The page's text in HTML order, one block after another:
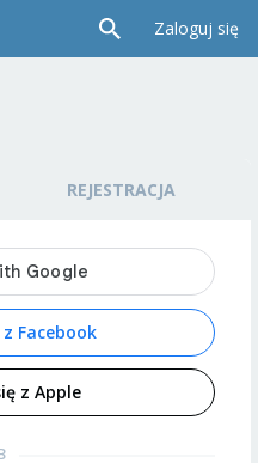
Zaloguj się
REJESTRACJA
Facebook
z Apple